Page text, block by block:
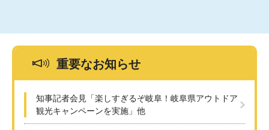
重要なお知らせ
知事記者会見「楽しすぎるぞ岐阜！岐阜県アウトドア
観光キャンペーンを実施」他